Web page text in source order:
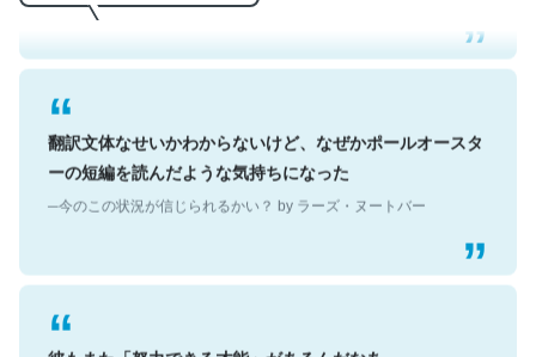
翻訳文体なせいかわからないけど、なぜかポールオースタ
ーの短編を読んだような気持ちになった
彼もまた「努力できる才能」があるんだなあ